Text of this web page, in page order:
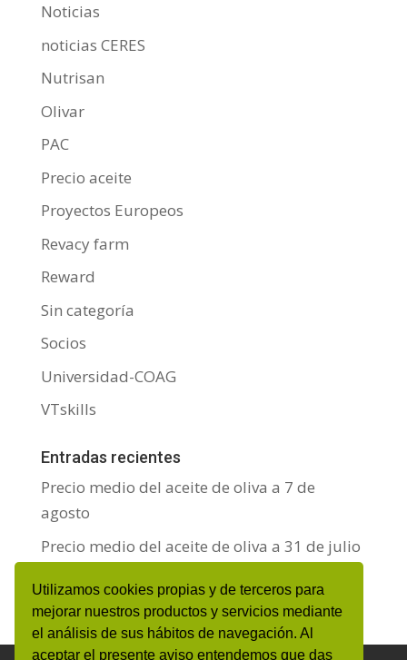
Utilizamos cookies propias y de terceros para
mejorar nuestros productos y servicios mediante
el análisis de sus hábitos de navegación. Al
aceptar el presente aviso entendemos que das
Noticias
noticias CERES
Nutrisan
Olivar
PAC
Precio aceite
Proyectos Europeos
Revacy farm
Reward
Sin categoría
Socios
Universidad-COAG
VTskills
Entradas recientes
Precio medio del aceite de oliva a 7 de
agosto
Precio medio del aceite de oliva a 31 de julio
Precio medio del aceite de oliva a 24 de julio